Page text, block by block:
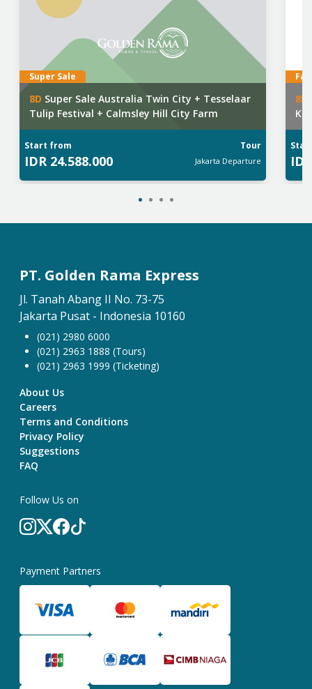
Super Sale
8D Super Sale Australia Twin City + Tesselaar
Tulip Festival + Calmsley Hill City Farm
Start from Tour
IDR 24.588.000 Jakarta Departure
8D
PT. Golden Rama Express
Jl. Tanah Abang II No. 73-75
Jakarta Pusat - Indonesia 10160
(021) 2980 6000
(021) 2963 1888 (Tours)
(021) 2963 1999 (Ticketing)
About Us
Careers
Terms and Conditions
Privacy Policy
Suggestions
FAQ
Follow Us on
Payment Partners